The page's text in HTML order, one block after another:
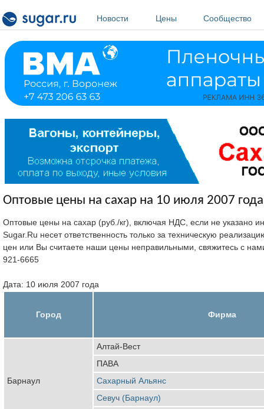
Новости
Цены Сообщество
Оптовые цены на сахар на 10 июля 2007
Оптовые цены на сахар (руб./кг), включая НДС, если не указано
Sugar.Ru несет ответственность только за техническую
цен или Вы считаете наши цены неправильными, свяжитесь с
921-6665
Дата: 10 июля 2007 года
Город Фирма
Барнаул
Алтай-Вест
ПАВА
Сахарный Альянс
Севуч (Барнаул)